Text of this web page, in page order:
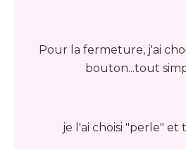
Pour la fermeture, j'ai
bouton...tout
je l'ai choisi "perle" et